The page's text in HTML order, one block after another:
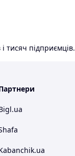
тисяч підприємців.